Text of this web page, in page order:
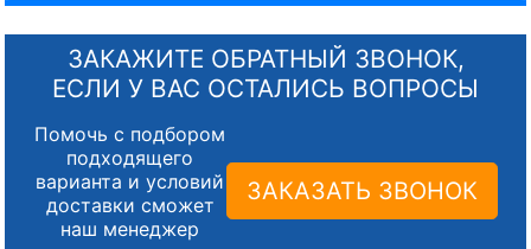
ЗАКАЖИТЕ ОБРАТНЫЙ ЗВОНОК,
ЕСЛИ У ВАС ОСТАЛИСЬ ВОПРОСЫ
Помочь с подбором
подходящего
варианта и условий
доставки сможет
наш менеджер
ЗАКАЗАТЬ ЗВОНОК